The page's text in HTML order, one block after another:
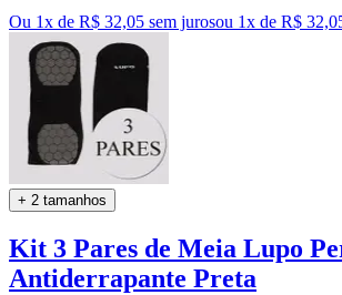
Ou 1x de R$ 32,05 sem jurosou 1x de R$
+ 2 tamanhos
Kit 3 Pares de Meia Lupo
Antiderrapante Preta